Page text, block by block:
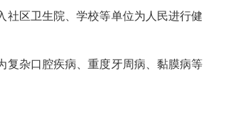
社区卫生院、学校等单位为人民进行健
复杂口腔疾病、重度牙周病、黏膜病等